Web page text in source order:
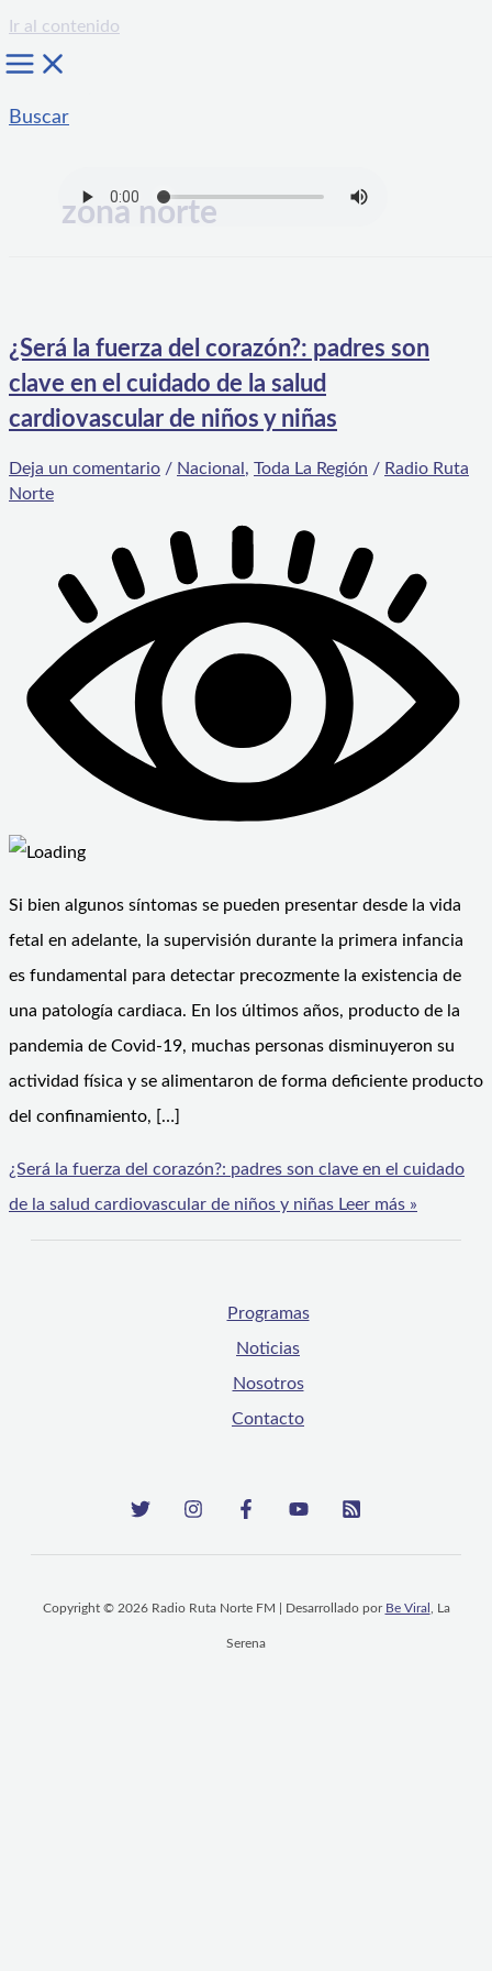
Ir al contenido
Buscar
zona norte
¿Será la fuerza del corazón?: padres son
clave en el cuidado de la salud
cardiovascular de niños y niñas
Deja un comentario / Nacional , Toda La Región / Radio Ruta
Norte
Si bien algunos síntomas se pueden presentar desde la vida
fetal en adelante, la supervisión durante la primera infancia
es fundamental para detectar precozmente la existencia de
una patología cardiaca. En los últimos años, producto de la
pandemia de Covid-19, muchas personas disminuyeron su
actividad física y se alimentaron de forma deficiente producto
del confinamiento, […]
¿Será la fuerza del corazón?: padres son clave en el cuidado
de la salud cardiovascular de niños y niñas Leer más »
Programas
Noticias
Nosotros
Contacto
Copyright © 2026 Radio Ruta Norte FM | Desarrollado por Be Viral , La
Serena